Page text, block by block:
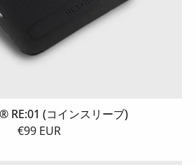
RE:01 (コインスリーブ)
€99 EUR